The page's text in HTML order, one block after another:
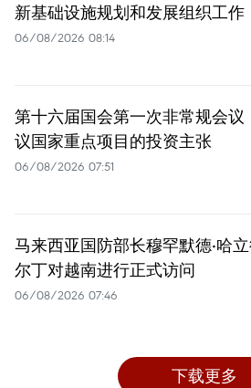
新基础设施规划和发展组织工作
06/08/2026 08:14
第十六届国会第一次非常规会议
议国家重点项目的投资主张
06/08/2026 07:51
马来西亚国防部长穆罕默德·哈立
尔丁对越南进行正式访问
06/08/2026 07:46
下载更多